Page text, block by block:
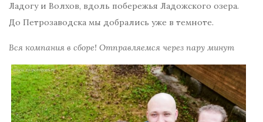
Ладогу и Волхов, вдоль побережья Ладожского озера.
До Петрозаводска мы добрались уже в темноте.
Вся компания в сборе! Отправляемся через пару минут